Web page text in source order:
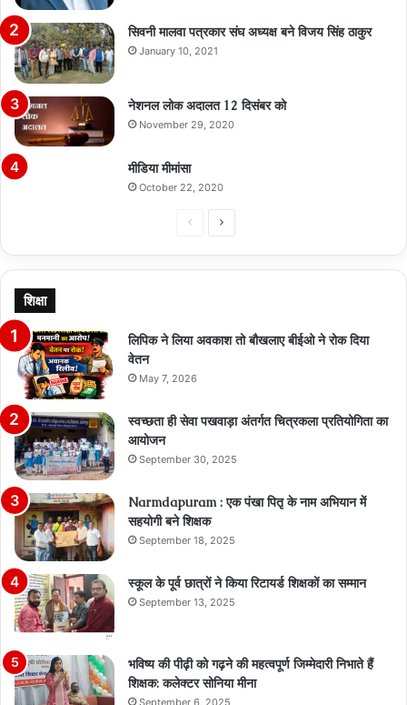
सिवनी मालवा पत्रकार संघ अध्यक्ष बने विजय सिंह ठाकुर
January 10, 2021
नेशनल लोक अदालत 12 दिसंबर को
November 29, 2020
मीडिया मीमांसा
October 22, 2020
PreviousNext
शिक्षा
लिपिक ने लिया अवकाश तो बौखलाए बीईओ ने रोक दिया
वेतन
May 7, 2026
स्वच्छता ही सेवा पखवाड़ा अंतर्गत चित्रकला प्रतियोगिता का
आयोजन
September 30, 2025
Narmdapuram : एक पंखा पितृ के नाम अभियान में
सहयोगी बने शिक्षक
September 18, 2025
स्कूल के पूर्व छात्रों ने किया रिटायर्ड शिक्षकों का सम्मान
September 13, 2025
भविष्य की पीढ़ी को गढ़ने की महत्वपूर्ण जिम्मेदारी निभाते हैं
शिक्षक: कलेक्टर सोनिया मीना
September 6, 2025